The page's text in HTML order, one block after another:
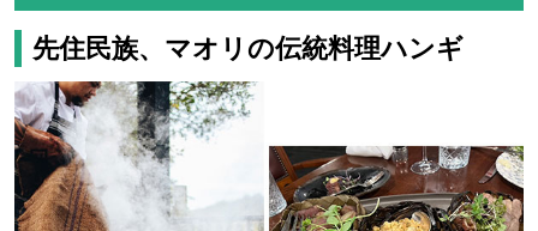
先住民族、マオリの伝統料理ハンギ